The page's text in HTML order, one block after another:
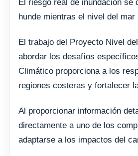
El riesgo real de inundación
hunde mientras el nivel del
El trabajo del Proyecto Nivel
abordar los desafíos
Climático proporciona a los
regiones costeras y fortalecer
Al proporcionar información
directamente a uno de los
adaptarse a los impactos del